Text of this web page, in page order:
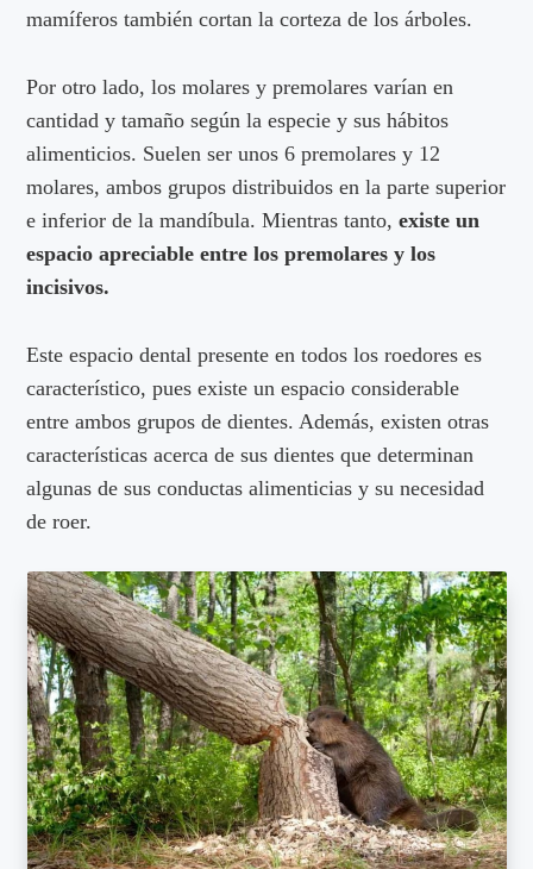
mamíferos también cortan la corteza de los árboles.
Por otro lado, los molares y premolares varían en
cantidad y tamaño según la especie y sus hábitos
alimenticios. Suelen ser unos 6 premolares y 12
molares, ambos grupos distribuidos en la parte superior
e inferior de la mandíbula. Mientras tanto,existe un
espacio apreciable entre los premolares y los
incisivos.
Este espacio dental presente en todos los roedores es
característico, pues existe un espacio considerable
entre ambos grupos de dientes. Además, existen otras
características acerca de sus dientes que determinan
algunas de sus conductas alimenticias y su necesidad
de roer.